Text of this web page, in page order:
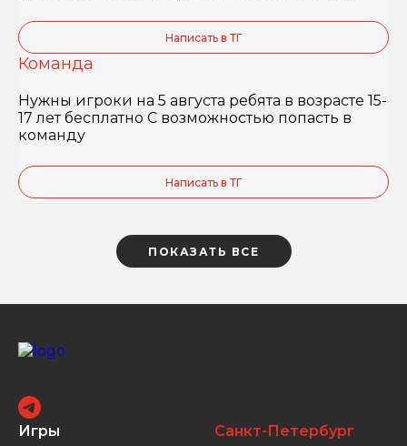
Написать в ТГ
Команда
Нужны игроки на 5 августа ребята в возрасте 15-
17 лет бесплатно С возможностью попасть в
команду
Написать в ТГ
ПОКАЗАТЬ ВСЕ
Игры Санкт-Петербург